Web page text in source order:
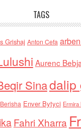
TAGS
Grishaj Anton Cefa
Aurenc
Sinadalip
Enver Bytyci Ermira
Fahri Xharra